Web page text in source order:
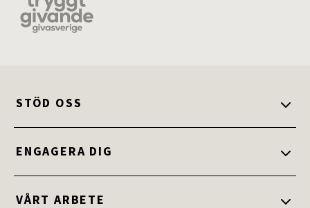
STÖD OSS
Ge en gåva
ENGAGERA DIG
VÅRT ARBETE